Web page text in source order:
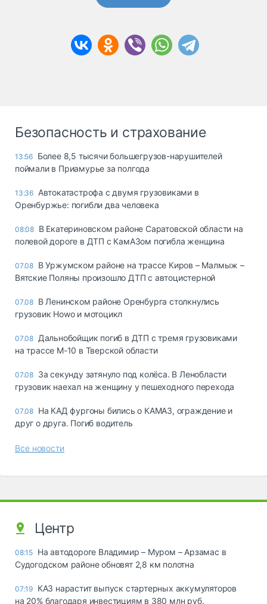
Безопасность и страхование
13:56 Более 8,5 тысячи большегрузов-нарушителей
поймали в Приамурье за полгода
13:36 Автокатастрофа с двумя грузовиками в
Оренбуржье: погибли два человека
08:08 В Екатериновском районе Саратовской области на
полевой дороге в ДТП с КамАЗом погибла женщина
07.08 В Уржумском районе на трассе Киров – Малмыж –
Вятские Поляны произошло ДТП с автоцистерной
07.08 В Ленинском районе Оренбурга столкнулись
грузовик Howo и мотоцикл
07.08 Дальнобойщик погиб в ДТП с тремя грузовиками
на трассе М-10 в Тверской области
07.08 За секунду затянуло под колёса. В Ленобласти
грузовик наехал на женщину у пешеходного перехода
07.08 На КАД фургоны бились о КАМАЗ, ограждение и
друг о друга. Погиб водитель
Все новости
Центр
08:15 На автодороге Владимир – Муром – Арзамас в
Судогодском районе обновят 2,8 км полотна
07:19 КАЗ нарастит выпуск стартерных аккумуляторов
на 20% благодаря инвестициям в 380 млн руб.